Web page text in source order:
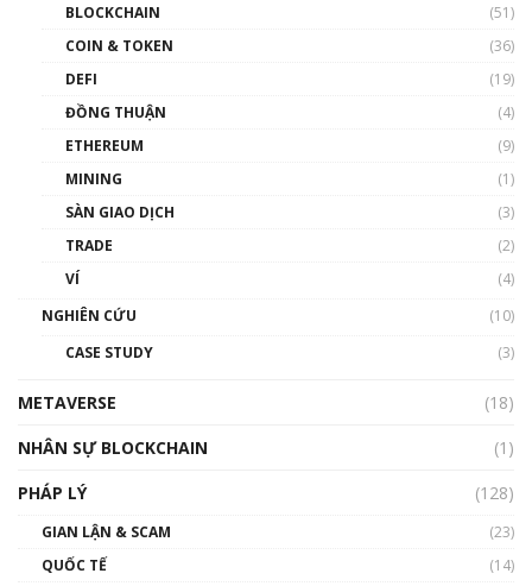
như thể nào?
00:39:31
Phổ cập Blockchain
thống & Crypto qua các cuộc chiến | Phổ cập
01:32:59
gió ấm
BLOCKCHAIN
(51)
COIN & TOKEN
(36)
DEFI
(19)
ĐỒNG THUẬN
(4)
ETHEREUM
(9)
MINING
(1)
SÀN GIAO DỊCH
(3)
TRADE
(2)
VÍ
(4)
NGHIÊN CỨU
(10)
CASE STUDY
(3)
METAVERSE
(18)
NHÂN SỰ BLOCKCHAIN
(1)
PHÁP LÝ
(128)
GIAN LẬN & SCAM
(23)
QUỐC TẾ
(14)